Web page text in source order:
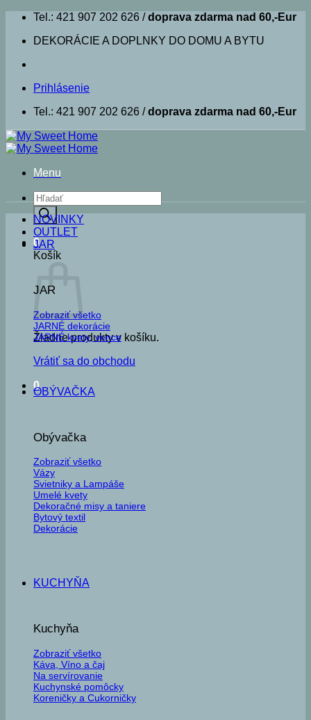
Skip
content
Tel.: 421 907 202 626 /doprava zdarma nad 60,-Eur
DEKORÁCIE A DOPLNKY DO DOMU A BYTU
Prihlásenie
Tel.: 421 907 202 626 /doprava zdarma nad 60,-Eur
Menu
Products
search
0
Košík
Žiadne produkty v košíku.
Vrátiť sa do obchodu
0
NOVINKY
OUTLET
JAR
JAR
Zobraziť všetko
JARNÉ dekorácie
JARNÉ kvety, vence
OBÝVAČKA
Obývačka
Zobraziť všetko
Vázy
Svietniky a Lampáše
Umelé kvety
Dekoračné misy a taniere
Bytový textil
Dekorácie
KUCHYŇA
Kuchyňa
Zobraziť všetko
Káva, Víno a čaj
Na servírovanie
Kuchynské pomôcky
Koreničky a Cukorničky